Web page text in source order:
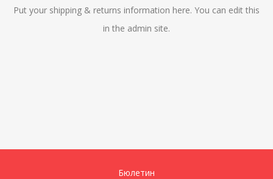
Put your shipping & returns information here. You can edit this
in the admin site.
Бюлетин